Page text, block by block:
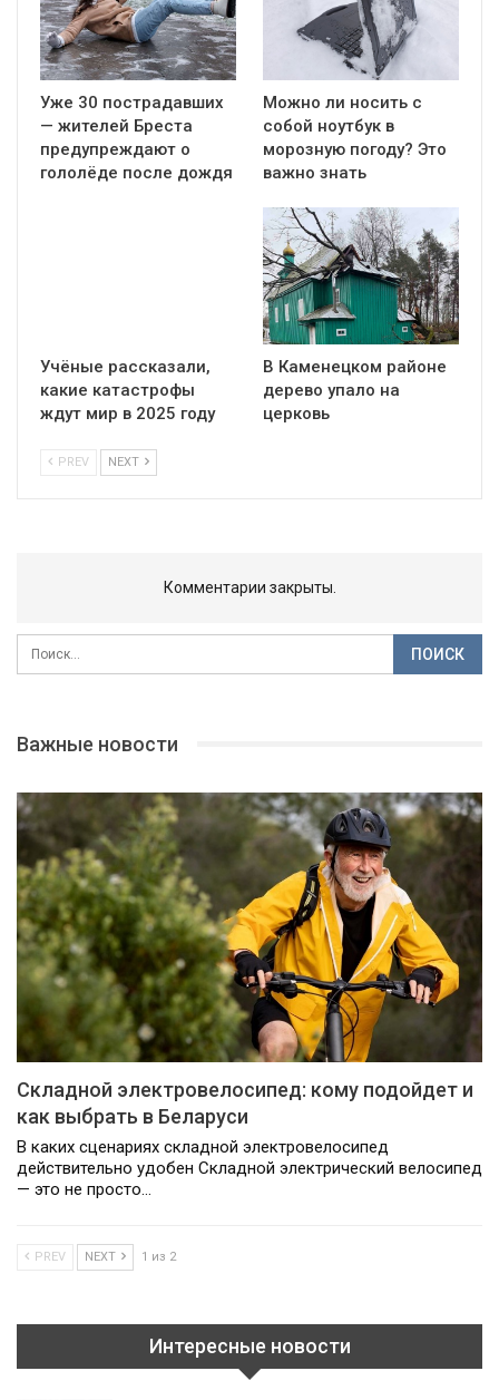
Уже 30 пострадавших
— жителей Бреста
предупреждают о
гололёде после дождя
Можно ли носить с
собой ноутбук в
морозную погоду? Это
важно знать
Учёные рассказали,
какие катастрофы
ждут мир в 2025 году
В Каменецком районе
дерево упало на
церковь
PREV NEXT
Комментарии закрыты.
Важные новости
Складной электровелосипед: кому подойдет и
как выбрать в Беларуси
В каких сценариях складной электровелосипед
действительно удобен Складной электрический велосипед
— это не просто…
PREV NEXT 1 из 2
Интересные новости